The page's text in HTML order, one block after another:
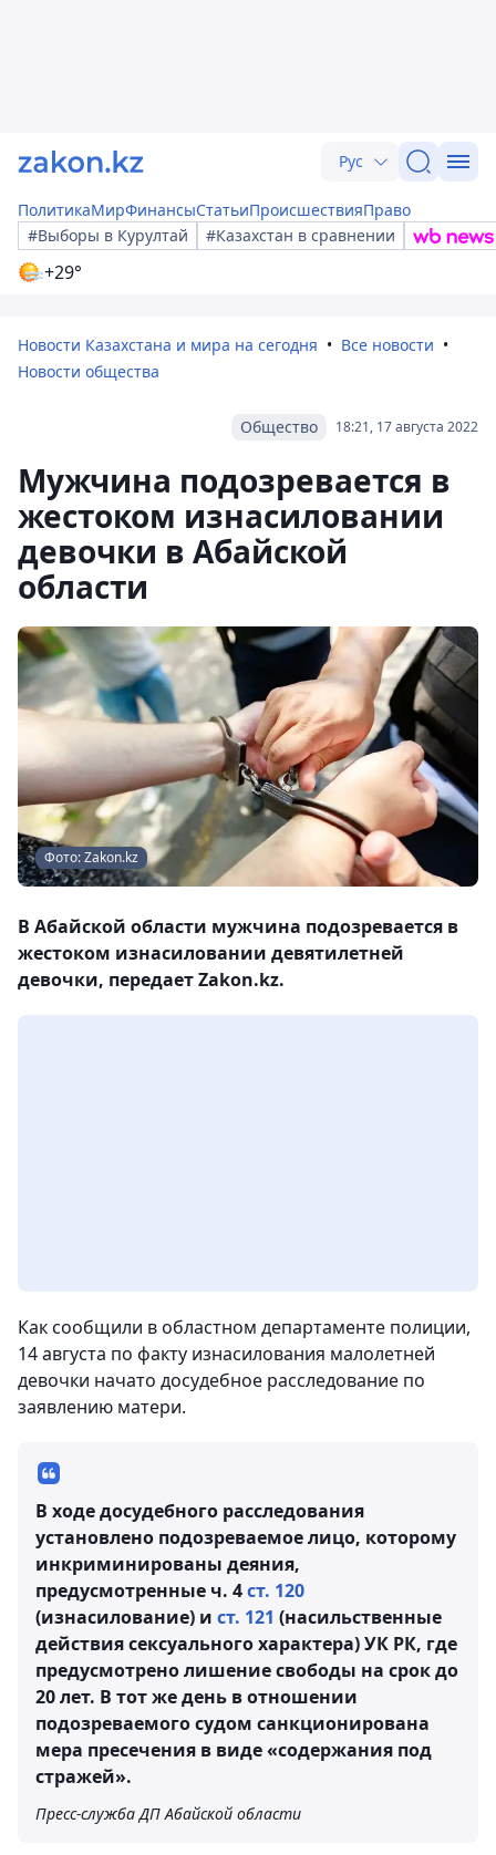
Рус
ПолитикаМирФинансыСтатьиПроисшествияПраво
#Выборы в Курултай
#Казахстан в сравнении
+29°
Новости Казахстана и мира на сегодня
Все новости
Новости общества
18:21, 17 августа 2022
Общество
Мужчина подозревается в
жестоком изнасиловании
девочки в Абайской
области
Фото: Zakon.kz
В Абайской области мужчина подозревается в
жестоком изнасиловании девятилетней
девочки, передает Zakon.kz.
Как сообщили в областном департаменте полиции,
14 августа по факту изнасилования малолетней
девочки начато досудебное расследование по
заявлению матери.
В ходе досудебного расследования
установлено подозреваемое лицо, которому
инкриминированы деяния,
предусмотренные ч. 4ст. 120
(изнасилование) и ст. 121 (насильственные
действия сексуального характера) УК РК, где
предусмотрено лишение свободы на срок до
20 лет. В тот же день в отношении
подозреваемого судом санкционирована
мера пресечения в виде «содержания под
стражей».
Пресс-служба ДП Абайской области